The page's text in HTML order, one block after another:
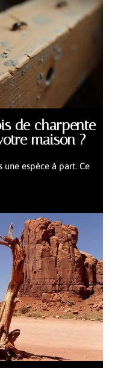
de charpente
maison ?
une espèce à part. Ce